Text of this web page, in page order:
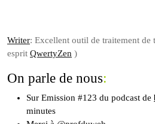
Writer: Excellent outil de traitement de
esprit QwertyZen )
On parle de nous:
Sur Emission #123 du podcast de
minutes